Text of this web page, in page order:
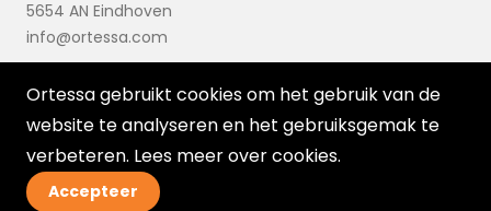
5654 AN Eindhoven
info@ortessa.com
© 2026 Ortessa
Ortessa gebruikt cookies om het gebruik van de
website te analyseren en het gebruiksgemak te
verbeteren. Lees meer overcookies.
Accepteer